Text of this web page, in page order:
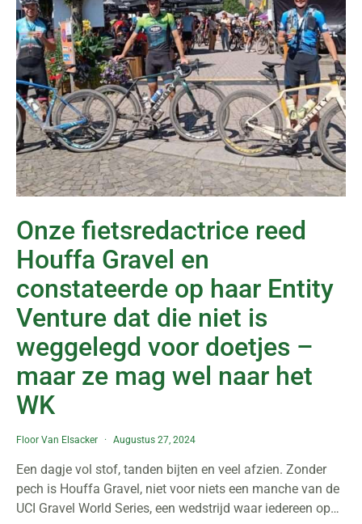
Onze fietsredactrice reed
Houffa Gravel en
constateerde op haar Entity
Venture dat die niet is
weggelegd voor doetjes –
maar ze mag wel naar het
WK
Floor Van Elsacker Augustus 27, 2024
Een dagje vol stof, tanden bijten en veel afzien. Zonder
pech is Houffa Gravel, niet voor niets een manche van de
UCI Gravel World Series, een wedstrijd waar iedereen op…